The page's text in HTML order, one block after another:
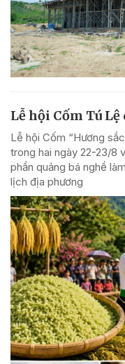
Lễ hội Cốm Tú
Lễ hội Cốm “Hương
trong hai ngày 22-23/8
phần quảng bá nghề
lịch địa phương